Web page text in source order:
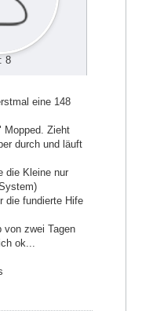
8
eine 148
Mopped. Zieht
durch und läuft
die Kleine nur
die fundierte Hife
von zwei Tagen
ok...